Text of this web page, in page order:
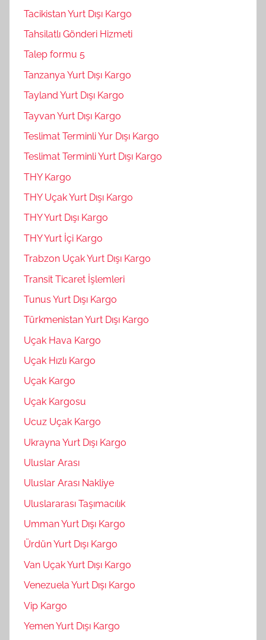
Tacikistan Yurt Dışı Kargo
Tahsilatlı Gönderi Hizmeti
Talep formu 5
Tanzanya Yurt Dışı Kargo
Tayland Yurt Dışı Kargo
Tayvan Yurt Dışı Kargo
Teslimat Terminli Yur Dışı Kargo
Teslimat Terminli Yurt Dışı Kargo
THY Kargo
THY Uçak Yurt Dışı Kargo
THY Yurt Dışı Kargo
THY Yurt İçi Kargo
Trabzon Uçak Yurt Dışı Kargo
Transit Ticaret İşlemleri
Tunus Yurt Dışı Kargo
Türkmenistan Yurt Dışı Kargo
Uçak Hava Kargo
Uçak Hızlı Kargo
Uçak Kargo
Uçak Kargosu
Ucuz Uçak Kargo
Ukrayna Yurt Dışı Kargo
Uluslar Arası
Uluslar Arası Nakliye
Uluslararası Taşımacılık
Umman Yurt Dışı Kargo
Ürdün Yurt Dışı Kargo
Van Uçak Yurt Dışı Kargo
Venezuela Yurt Dışı Kargo
Vip Kargo
Yemen Yurt Dışı Kargo